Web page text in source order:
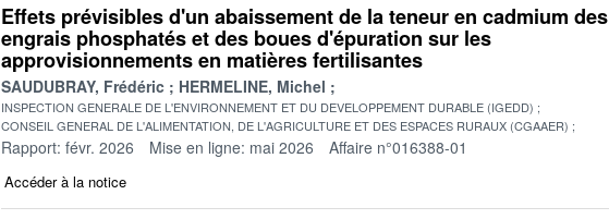
Effets prévisibles d'un abaissement de la teneur en cadmium des
engrais phosphatés et des boues d'épuration sur les
approvisionnements en matières fertilisantes
SAUDUBRAY, Frédéric HERMELINE, Michel
INSPECTION GENERALE DE L'ENVIRONNEMENT ET DU DEVELOPPEMENT DURABLE (IGEDD)
CONSEIL GENERAL DE L'ALIMENTATION, DE L'AGRICULTURE ET DES ESPACES RURAUX (CGAAER)
Rapport: févr. 2026 Mise en ligne: mai 2026 Affaire n°016388-01
Accéder à la notice